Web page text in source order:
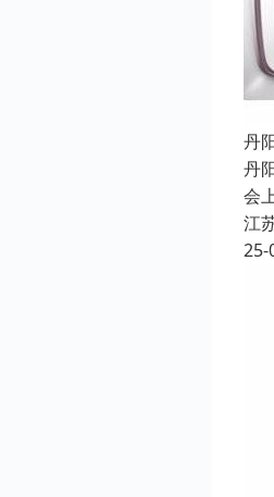
丹
丹
会
江
25-